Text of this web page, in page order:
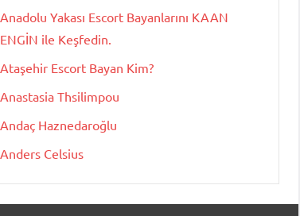
Anadolu Yakası Escort Bayanlarını KAAN
ENGİN ile Keşfedin.
Ataşehir Escort Bayan Kim?
Anastasia Thsilimpou
Andaç Haznedaroğlu
Anders Celsius